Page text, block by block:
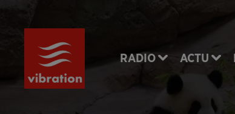
RADIO ACTU